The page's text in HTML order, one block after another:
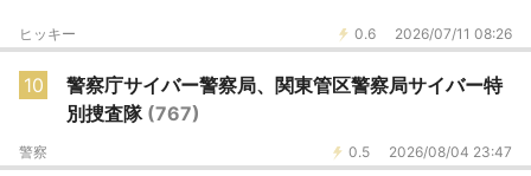
0.6 2026/07/11 08:26
ヒッキー
10
警察庁サイバー警察局、関東管区警察局サイバー特
別捜査隊 (767)
0.5 2026/08/04 23:47
警察